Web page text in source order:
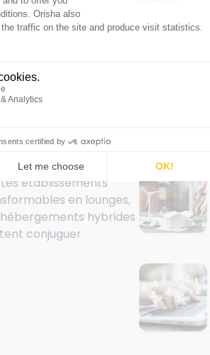
des séances de
devient
enrichit le voyageur.
qui se
Les établissements
en lounges,
hybrides
conjuguer